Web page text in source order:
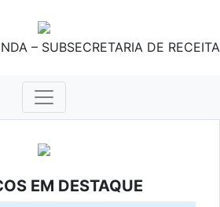
– SUBSECRETARIA DE RECEITA
EM DESTAQUE